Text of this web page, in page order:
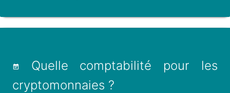
Quelle comptabilité pour les
cryptomonnaies ?